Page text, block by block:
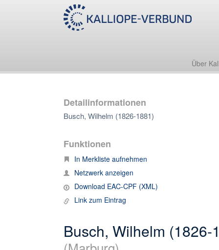
Über
Detailinformationen
Busch, Wilhelm (1826-1881)
Funktionen
In Merkliste aufnehmen
Netzwerk anzeigen
Download EAC-CPF (XML)
Link zum Eintrag
Busch, Wilhelm (1826-